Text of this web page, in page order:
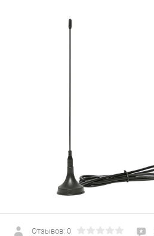
Отзывов: 0